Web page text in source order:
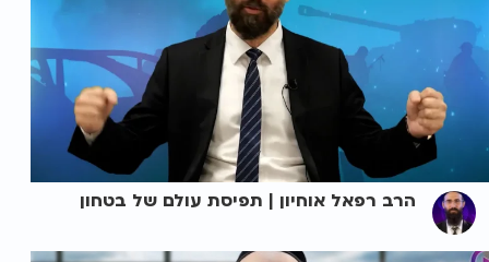
הרב רפאל אוחיון | תפיסת עולם של בטחון